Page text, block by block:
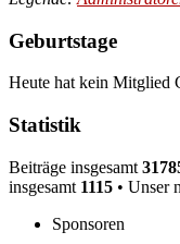
Geburtstage
Heute hat kein Mitglied
Statistik
Beiträge insgesamt
insgesamt 1115 • Unser
Sponsoren